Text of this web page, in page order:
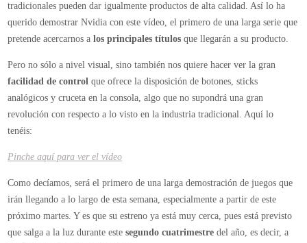
tradicionales pueden dar igualmente productos de alta calidad. Así lo ha
querido demostrar Nvidia con este vídeo, el primero de una larga serie que
pretende acercarnos a los principales títulos que llegarán a su producto.
Pero no sólo a nivel visual, sino también nos quiere hacer ver la gran
facilidad de control que ofrece la disposición de botones, sticks
analógicos y cruceta en la consola, algo que no supondrá una gran
revolución con respecto a lo visto en la industria tradicional. Aquí lo
tenéis:
Pinche aquí para ver el vídeo
Como decíamos, será el primero de una larga demostración de juegos que
irán llegando a lo largo de esta semana, especialmente a partir de este
próximo martes. Y es que su estreno ya está muy cerca, pues está previsto
que salga a la luz durante estesegundo cuatrimestre del año, es decir, a